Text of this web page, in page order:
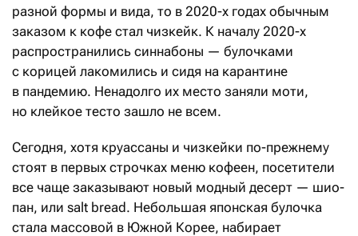
разной формы и вида, то в 2020-х годах обычным
заказом к кофе стал чизкейк. К началу 2020-х
распространились синнабоны — булочками
с корицей лакомились и сидя на карантине
в пандемию. Ненадолго их место заняли моти,
но клейкое тесто зашло не всем.
Сегодня, хотя круассаны и чизкейки по-прежнему
стоят в первых строчках меню кофеен, посетители
все чаще заказывают новый модный десерт — шио-
пан, или salt bread. Небольшая японская булочка
стала массовой в Южной Корее, набирает